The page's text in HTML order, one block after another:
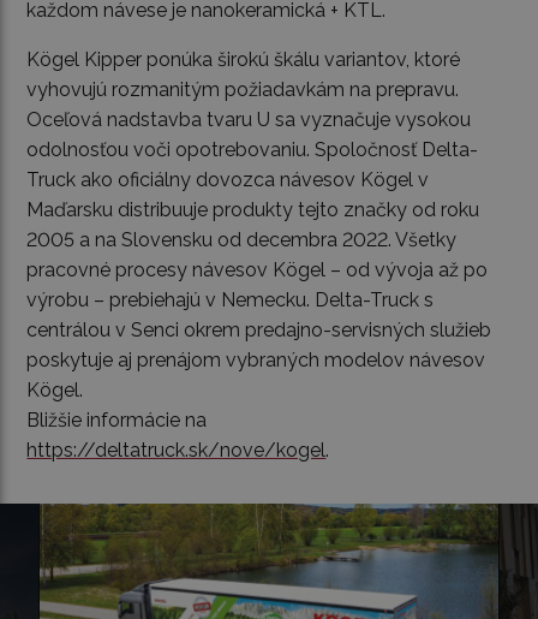
každom návese je nanokeramická + KTL.
Kögel Kipper ponúka širokú škálu variantov, ktoré
vyhovujú rozmanitým požiadavkám na prepravu.
Oceľová nadstavba tvaru U sa vyznačuje vysokou
odolnosťou voči opotrebovaniu. Spoločnosť Delta-
Truck ako oficiálny dovozca návesov Kögel v
Maďarsku distribuuje produkty tejto značky od roku
2005 a na Slovensku od decembra 2022. Všetky
pracovné procesy návesov Kögel – od vývoja až po
výrobu – prebiehajú v Nemecku. Delta-Truck s
centrálou v Senci okrem predajno-servisných služieb
poskytuje aj prenájom vybraných modelov návesov
Kögel.
Bližšie informácie na
https://deltatruck.sk/nove/kogel.